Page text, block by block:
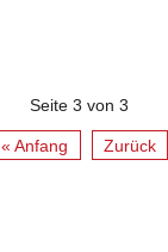
Seite 3 von 3
« Anfang Zurück